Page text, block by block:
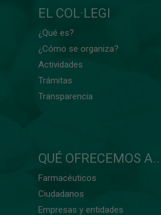
EL COL·LEGI
¿Qué es?
¿Cómo se organiza?
Actividades
Trámitas
Transparencia
QUÉ OFRECEMOS
Farmacéuticos
Ciudadanos
Empresas y entidades